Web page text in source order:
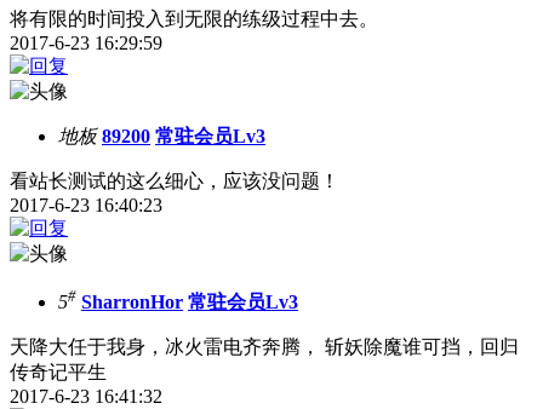
将有限的时间投入到无限的练级过程中去。
2017-6-23 16:29:59
地板 89200 常驻会员Lv3
看站长测试的这么细心，应该没问题！
2017-6-23 16:40:23
5# SharronHor 常驻会员Lv3
天降大任于我身，冰火雷电齐奔腾， 斩妖除魔谁可挡，回归
传奇记平生
2017-6-23 16:41:32